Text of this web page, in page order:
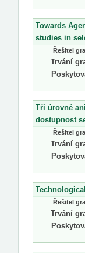
Towards
studies in
Řešitel
Trvání
Tři úrovně
dostupnost
Řešitel
Trvání
Řešitel
Trvání